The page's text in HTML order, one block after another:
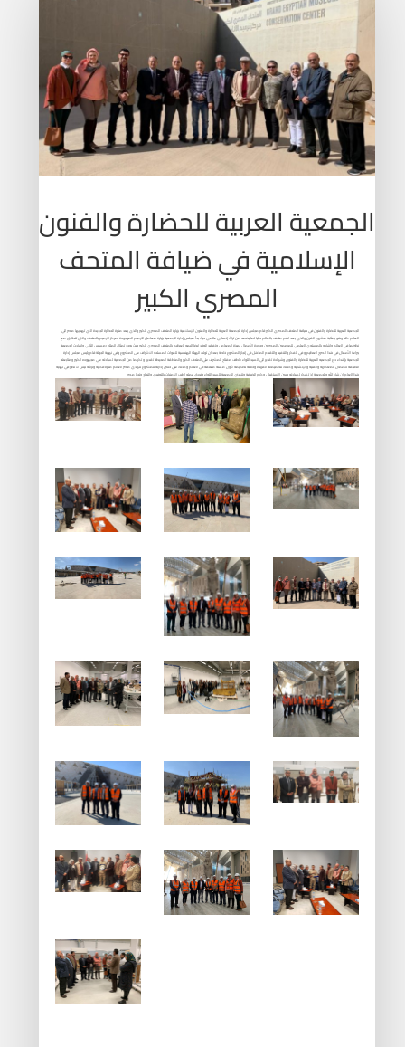
الجمعية العربية للحضارة والفنون
الإسلامية في ضيافة المتحف
المصري الكبير
الجمعية العربية للحضارة والفنون في ضيافة المتحف المصري الكبير قام مجلس إدارة الجمعية العربية للحضارة والفنون الإسلامية بزيارة المتحف المصري الكبير والذي يعد منارة الحضارة الجديدة التي تهديها مصر الي
العالم كله وهو بمثابة مشروع القرن والذي يعد اهم متحف بالعالم حاليا لما يضمه من تراث إنساني عالمي حيث بدأ مجلس إدارة الجمعية بزيارة معامل الترميم الموجودة بمركز الترميم بالمتحف والتي تتطابق مع
نظيرتها في العالم واشادو بالمستوي العلمي للمرممين المصريين وجودة الأعمال بهذة المعامل وتفقد الوفد ايضا البهو العظيم بالمتحف المصري الكبير حيث يوجد تمثال الملك رمسيس الثاني واشادت الجمعية
ببراعة الأعمال في هذا الصرح العظيم و في الفكر والتنفيذ والتقدم المذهل في إنجاز المشروع خاصة بعد ان تولت الهيئة الهندسية للقوات المسلحه الاشراف على المشروع وفي نهاية الجولة قام رئيس مجلس إدارة
الجمعية بإهداء درع الجمعيه العربية للحضارة والفنون وشهادة تقدير الي السيد اللواء عاطف مفتاح المشرف علي المتحف الكبير والمنطقة المحيطة تقديرا و تكريما من الجمعية لسيادته علي مجهوده الكبير ومتابعته
الدقيقة للاعمال المعمارية والفنية والإنشائية وكذلك لتصميماته الفريدة وخاصة تصميمه لأول مسله معلقة في العالم وكذلك علي حسن إدارته للمشروع لتهدي مصر العالم منارة فكرية وتراثية ليس لا نظير في نهاية
هذا العام ان شاء الله والجمعية إذ تشكر لسيادته حسن الاستقبال وكرم الضيافة وتتمني الجمعية للسيد اللواء وفريق عمله اطيب الامنيات بالتوفيق والنجاح وتحيا مصر